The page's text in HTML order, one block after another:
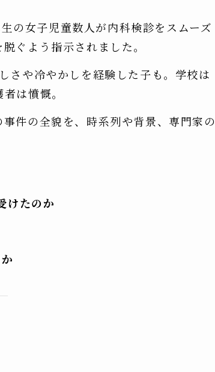
の女子児童数人が内科検診をスムーズ
ぐよう指示されました。
さや冷やかしを経験した子も。学校は
は憤慨。
件の全貌を、時系列や背景、専門家の
けたのか